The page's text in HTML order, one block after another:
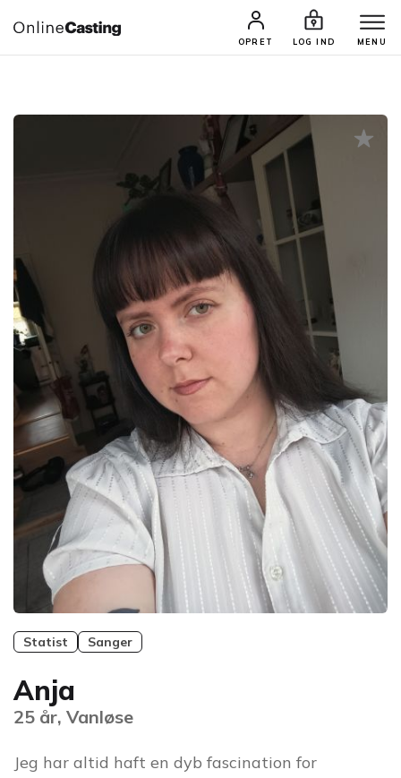
OPRET LOG IND MENU
CASTINGS & JOBS SØG PROFIL
Statist Sanger
Anja
25 år, Vanløse
Jeg har altid haft en dyb fascination for